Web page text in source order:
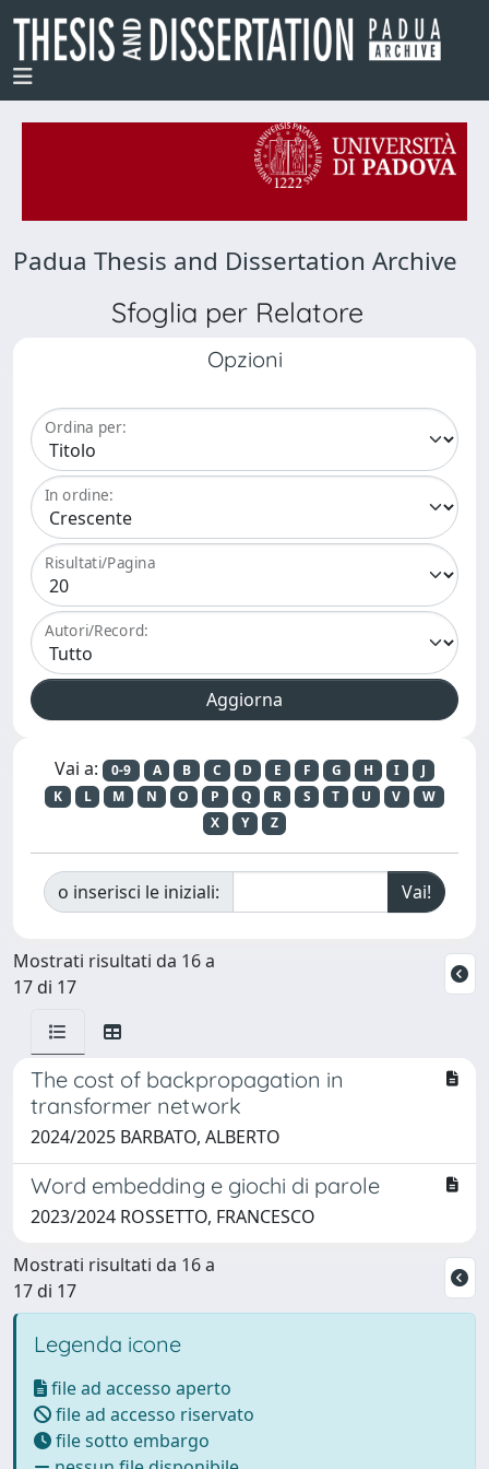
Padua Thesis and Dissertation Archive
Sfoglia per Relatore
Opzioni
Ordina per:
In ordine:
Risultati/Pagina
Autori/Record:
Vai a: 0-9 A B C D E F G H I
J
K
L M N O P Q R S T U V
W
X
Y Z
o inserisci le iniziali:
Mostrati risultati da 16 a
17 di 17
The cost of backpropagation in
transformer network
2024/2025 BARBATO, ALBERTO
Word embedding e giochi di parole
2023/2024 ROSSETTO, FRANCESCO
Mostrati risultati da 16 a
17 di 17
Legenda icone
file ad accesso aperto
file ad accesso riservato
file sotto embargo